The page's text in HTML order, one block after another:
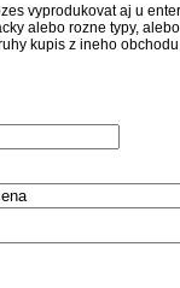
vyprodukovat aj u
alebo rozne typy,
kupis z ineho